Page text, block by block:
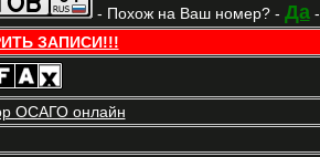
- Похож на Ваш номер? - Да-
ЗАПИСИ!!!
ОСАГО онлайн